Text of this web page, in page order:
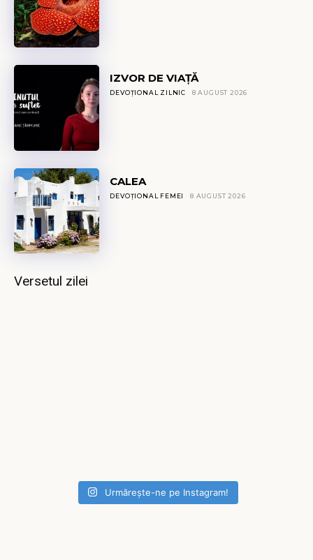
IZVOR DE VIAȚĂ
DEVOȚIONAL ZILNIC 8 AUGUST 2026
CALEA
DEVOȚIONAL FEMEI 8 AUGUST 2026
Versetul zilei
Urmărește-ne pe Instagram!